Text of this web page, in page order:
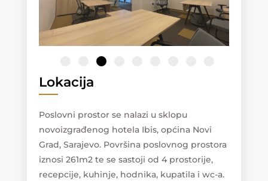
Lokacija
Poslovni prostor se nalazi u sklopu
novoizgrađenog hotela Ibis, općina Novi
Grad, Sarajevo. Površina poslovnog prostora
iznosi 261m2 te se sastoji od 4 prostorije,
recepcije, kuhinje, hodnika, kupatila i wc-a.